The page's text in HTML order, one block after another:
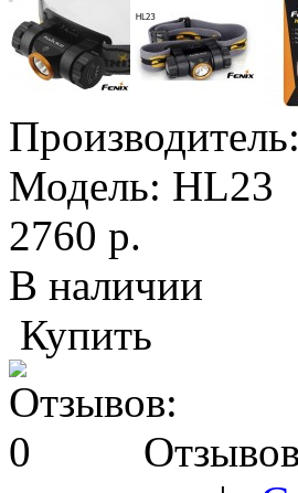
Производитель:
Модель: HL23
2760 р.
В наличии
Купить